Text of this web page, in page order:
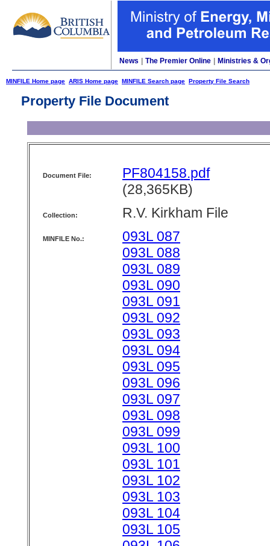
News The Premier Online Ministries &
MINFILE Home page ARIS Home page MINFILE Search page Property File Search
Property File Document
Document File:
PF804158.pdf
(28,365KB)
Collection: R.V. Kirkham File
MINFILE No.:
093L 087
093L 088
093L 089
093L 090
093L 091
093L 092
093L 093
093L 094
093L 095
093L 096
093L 097
093L 098
093L 099
093L 100
093L 101
093L 102
093L 103
093L 104
093L 105